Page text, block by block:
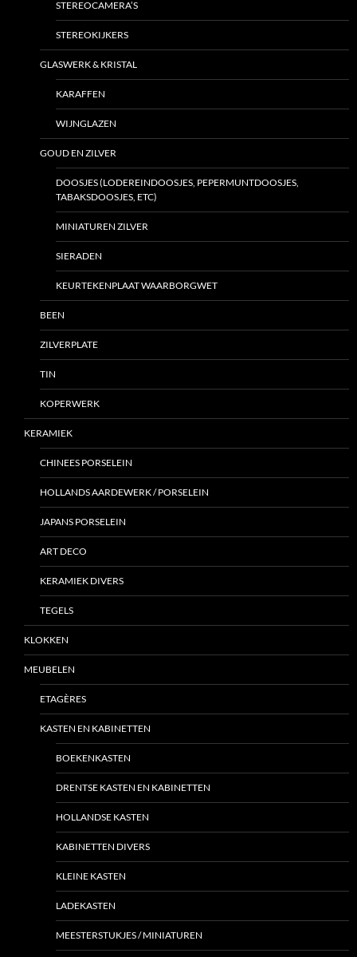
STEREOCAMERA’S
STEREOKIJKERS
GLASWERK & KRISTAL
KARAFFEN
WIJNGLAZEN
GOUD EN ZILVER
DOOSJES (LODEREINDOOSJES, PEPERMUNTDOOSJES,
TABAKSDOOSJES, ETC)
MINIATUREN ZILVER
SIERADEN
KEURTEKENPLAAT WAARBORGWET
BEEN
ZILVERPLATE
TIN
KOPERWERK
KERAMIEK
CHINEES PORSELEIN
HOLLANDS AARDEWERK / PORSELEIN
JAPANS PORSELEIN
ART DECO
KERAMIEK DIVERS
TEGELS
KLOKKEN
MEUBELEN
ETAGÈRES
KASTEN EN KABINETTEN
BOEKENKASTEN
DRENTSE KASTEN EN KABINETTEN
HOLLANDSE KASTEN
KABINETTEN DIVERS
KLEINE KASTEN
LADEKASTEN
MEESTERSTUKJES / MINIATUREN